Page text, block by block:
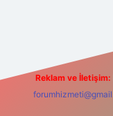
Reklam ve İletişim: